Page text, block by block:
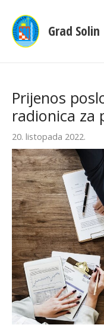
Grad Solin
Prijenos
radionica za
20. listopada 2022.